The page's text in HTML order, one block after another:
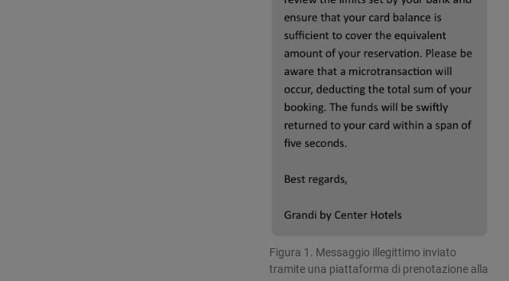
Figura 1. Messaggio illegittimo inviato
tramite una piattaforma di prenotazione alla